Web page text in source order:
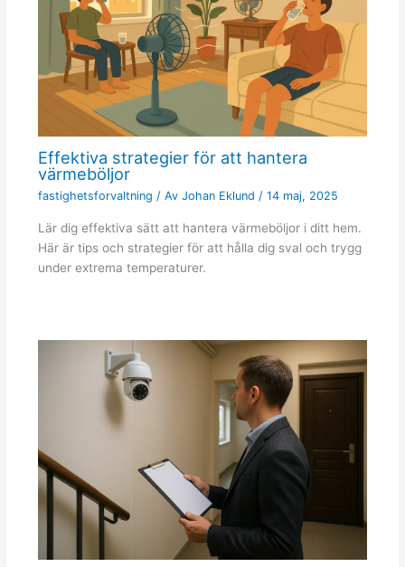
Effektiva strategier för att hantera
värmeböljor
fastighetsforvaltning / Av Johan Eklund / 14 maj, 2025
Lär dig effektiva sätt att hantera värmeböljor i ditt hem.
Här är tips och strategier för att hålla dig sval och trygg
under extrema temperaturer.